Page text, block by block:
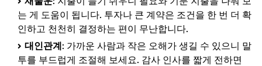
🐒 원숭이띠
🐔 닭띠
🐶 개띠
는 게 도움이 됩니다. 투자나 큰 계약은 조건을 한 번 더 확
인하고 천천히 결정하는 편이 무난합니다.
대인관계: 가까운 사람과 작은 오해가 생길 수 있으니 말
투를 부드럽게 조절해 보세요. 감사 인사를 짧게 전하면